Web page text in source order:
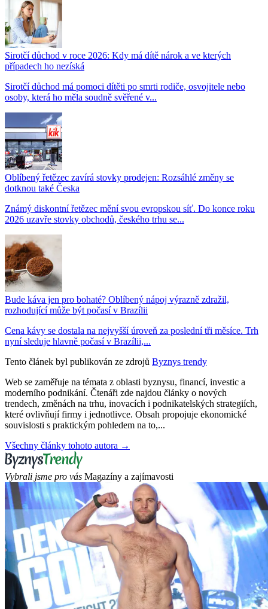
Sirotčí důchod v roce 2026: Kdy má dítě nárok a ve kterých
případech ho nezíská
Sirotčí důchod má pomoci dítěti po smrti rodiče, osvojitele nebo
osoby, která ho měla soudně svěřené v...
Oblíbený řetězec zavírá stovky prodejen: Rozsáhlé změny se
dotknou také Česka
Známý diskontní řetězec mění svou evropskou síť. Do konce roku
2026 uzavře stovky obchodů, českého trhu se...
Bude káva jen pro bohaté? Oblíbený nápoj výrazně zdražil,
rozhodující může být počasí v Brazílii
Cena kávy se dostala na nejvyšší úroveň za poslední tři měsíce. Trh
nyní sleduje hlavně počasí v Brazílii,...
Tento článek byl publikován ze zdrojů Byznys trendy
Web se zaměřuje na témata z oblasti byznysu, financí, investic a
moderního podnikání. Čtenáři zde najdou články o nových
trendech, změnách na trhu, inovacích i podnikatelských strategiích,
které ovlivňují firmy i jednotlivce. Obsah propojuje ekonomické
souvislosti s praktickým pohledem na to,...
Všechny články tohoto autora →
Vybrali jsme pro vás Magazíny a zajímavosti